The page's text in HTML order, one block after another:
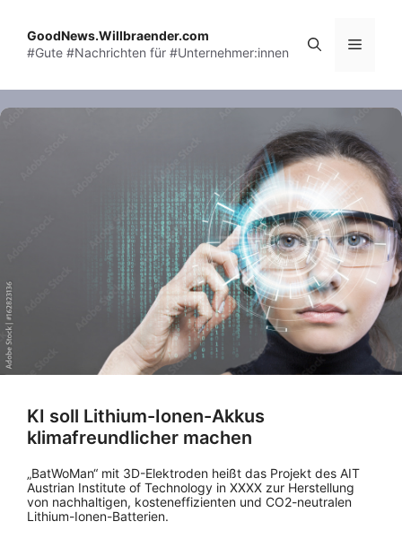
content
GoodNews.Willbraender.com
#Gute #Nachrichten für #Unternehmer:innen
Menu
KI soll Lithium-Ionen-Akkus
klimafreundlicher machen
„BatWoMan“ mit 3D-Elektroden heißt das Projekt des AIT
Austrian Institute of Technology in XXXX zur Herstellung
von nachhaltigen, kosteneffizienten und CO2-neutralen
Lithium-Ionen-Batterien.